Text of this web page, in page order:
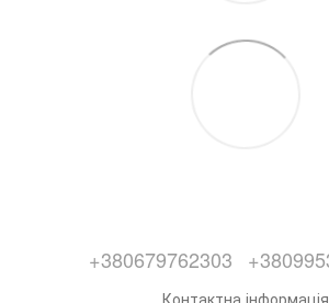
+380679762303